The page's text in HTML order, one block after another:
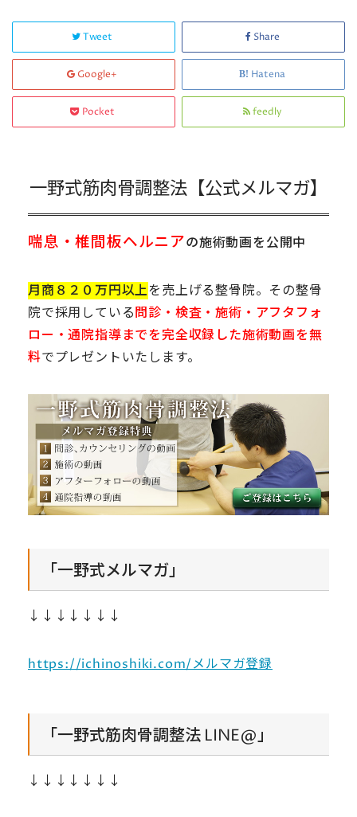
Tweet Share
Google+ Hatena
Pocket feedly
一野式筋肉骨調整法【公式メルマガ】
喘息・椎間板ヘルニアの施術動画を公開中
月商８２０万円以上を売上げる整骨院。その整骨
院で採用している問診・検査・施術・アフタフォ
ロー・通院指導までを完全収録した施術動画を無
料でプレゼントいたします。
「一野式メルマガ」
↓↓↓↓↓↓↓
https://ichinoshiki.com/メルマガ登録
「一野式筋肉骨調整法 LINE@」
↓↓↓↓↓↓↓